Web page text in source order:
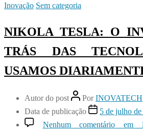
Inovação Sem categoria
NIKOLA TESLA: O
TRÁS DAS
USAMOS
Autor do post PorINOVATECH
Data de publicação
5 de julho
Nenhum comentário em